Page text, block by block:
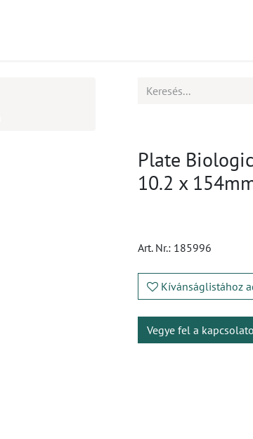
Plate
10.2 x
Art. Nr.: 185996
Kívánságlistához
Vegye fel a